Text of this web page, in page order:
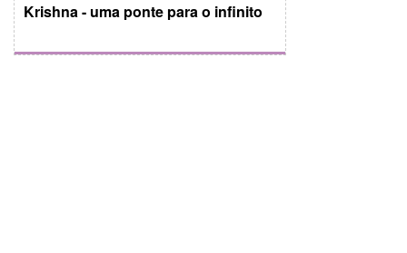
Krishna - uma ponte para o infinito